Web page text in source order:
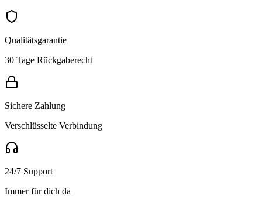
Qualitätsgarantie
30 Tage Rückgaberecht
Sichere Zahlung
Verschlüsselte Verbindung
24/7 Support
Immer für dich da